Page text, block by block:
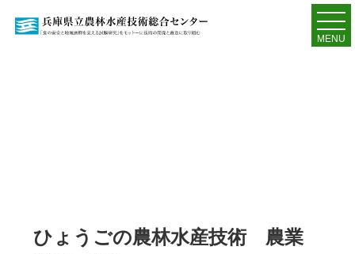
MENU
ひょうごの農林水産技術 農業